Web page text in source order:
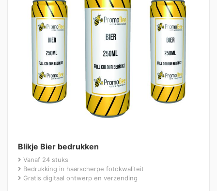
Blikje Bier bedrukken
Vanaf 24 stuks
Bedrukking in haarscherpe fotokwaliteit
Gratis digitaal ontwerp en verzending